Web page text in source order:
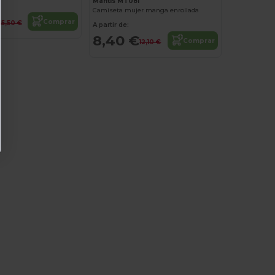
15,50 € Comprar
Camiseta mujer manga enrollada
A partir de:
8,40 €12,10 € Comprar